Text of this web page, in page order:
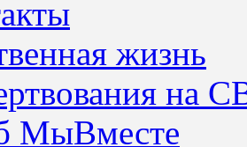
жизнь
на
МыВместе